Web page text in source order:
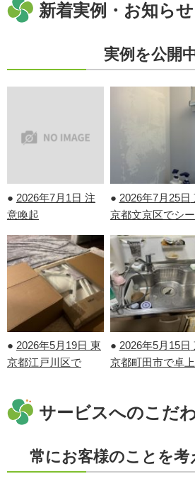
新着実例・お知らせ
実例を公開
● 2026年7月1日 注
意喚起
● 2026年7月25日
京都文京区でシ
た！
● 2026年5月19日 東
京都江戸川区で
立てを行いました！
● 2026年5月15日
京都町田市で卓
サービスへのこだ
常にお客様のことを